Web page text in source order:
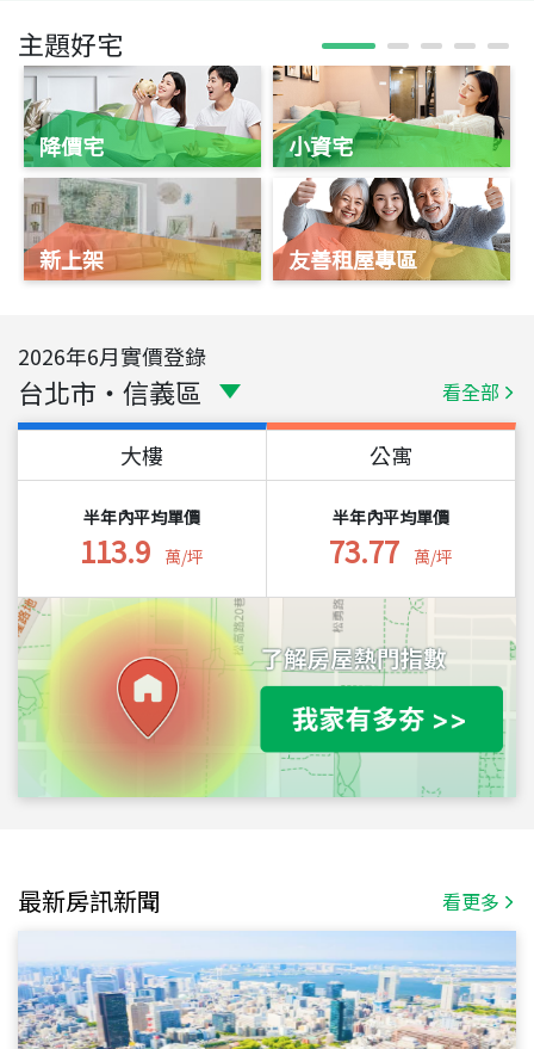
主題好宅
降價宅
新上架
小資宅
友善租屋專區
2026年6月實價登錄
台北市 ・ 信義區 看全部
大樓
半年內平均單價
113.9 萬/坪
公寓
半年內平均單價
73.77 萬/坪
最新房訊新聞 看更多